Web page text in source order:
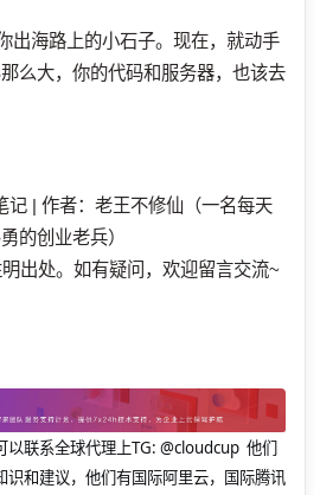
出海路上的小石子。现在，就动手
么大，你的代码和服务器，也该去
记 | 作者：老王不修仙（一名每天
的创业老兵）
出处。如有疑问，欢迎留言交流~
以联系全球代理上TG: @cloudcup 他们
识和建议，他们有国际阿里云，国际腾讯